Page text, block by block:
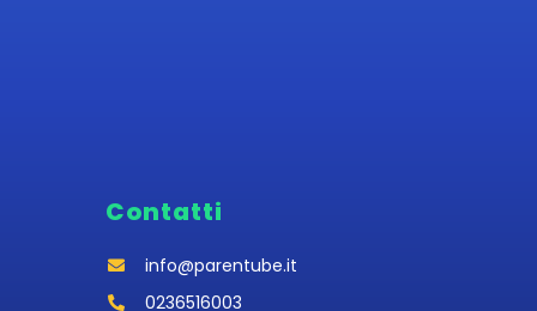
Contatti
info@parentube.it
0236516003‬